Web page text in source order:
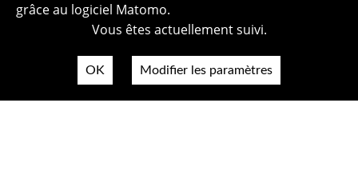
grâce au logiciel Matomo.
Vous êtes actuellement suivi.
OK Modifier les paramètres